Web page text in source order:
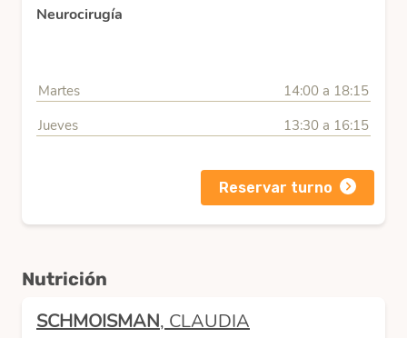
Neurocirugía
Martes
14:00 a 18:15
Jueves
13:30 a 16:15
Reservar turno
Nutrición
SCHMOISMAN, CLAUDIA